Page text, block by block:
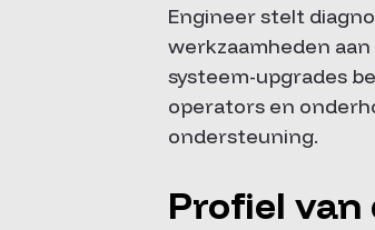
Engineer stelt
werkzaamheden
systeem-upgrades
operators en
ondersteuning.
Profiel